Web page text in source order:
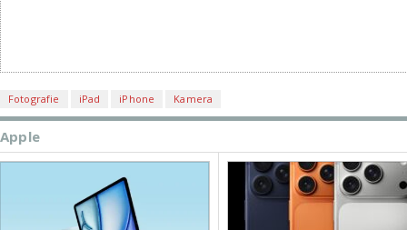
Fotografie iPad iPhone Kamera
Apple